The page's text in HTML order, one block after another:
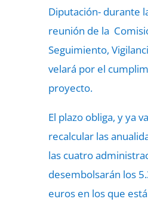
Diputación- durante
reunión de la
Seguimiento,
velará por el
proyecto.
El plazo obliga, y ya
recalcular las
las cuatro
desembolsarán los
euros en los que